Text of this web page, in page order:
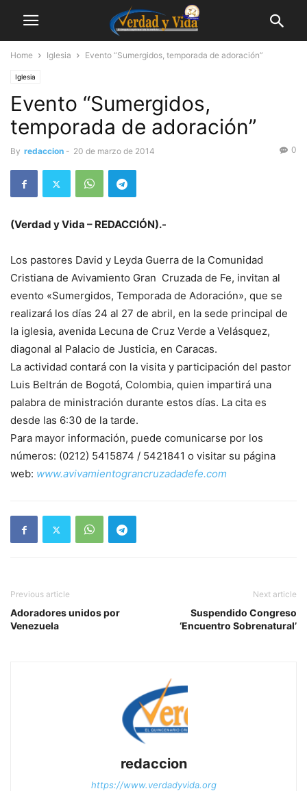
Home Iglesia Evento “Sumergidos, temporada de adoración”
Iglesia
Evento “Sumergidos,
temporada de adoración”
By redaccion - 20 de marzo de 2014 0
(Verdad y Vida – REDACCIÓN).-
Los pastores David y Leyda Guerra de la Comunidad
Cristiana de Avivamiento Gran Cruzada de Fe, invitan al
evento «Sumergidos, Temporada de Adoración», que se
realizará los días 24 al 27 de abril, en la sede principal de
la iglesia, avenida Lecuna de Cruz Verde a Velásquez,
diagonal al Palacio de Justicia, en Caracas.
La actividad contará con la visita y participación del pastor
Luis Beltrán de Bogotá, Colombia, quien impartirá una
palabra de ministración durante estos días. La cita es
desde las 6:30 de la tarde.
Para mayor información, puede comunicarse por los
números: (0212) 5415874 / 5421841 o visitar su página
web: www.avivamientograncruzadadefe.com
Previous article
Adoradores unidos por
Venezuela
Next article
Suspendido Congreso
‘Encuentro Sobrenatural’
redaccion
https://www.verdadyvida.org